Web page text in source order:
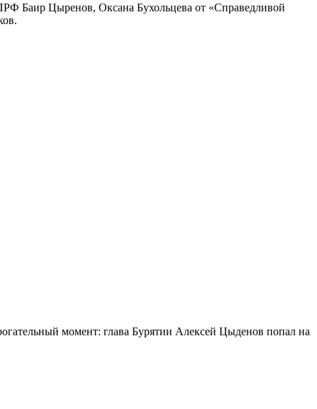
Баир Цыренов, Оксана Бухольцева от «Справедливой
момент: глава Бурятии Алексей Цыденов попал на